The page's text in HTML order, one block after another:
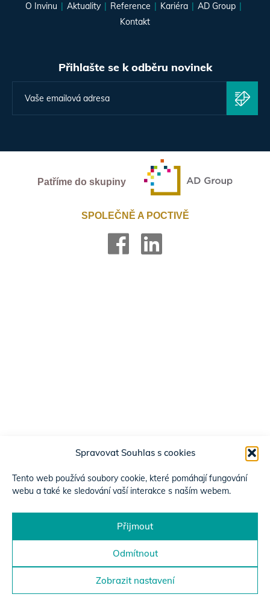
Spravovat Souhlas s cookies
Tento web používá soubory cookie, které pomáhají fungování
webu a také ke sledování vaší interakce s naším webem.
Přijmout
Odmítnout
Zobrazit nastavení
O Invinu Aktuality Reference Kariéra
AD Group
Kontakt
Přihlašte se k odběru novinek
Patříme do skupiny
SPOLEČNĚ A POCTIVĚ